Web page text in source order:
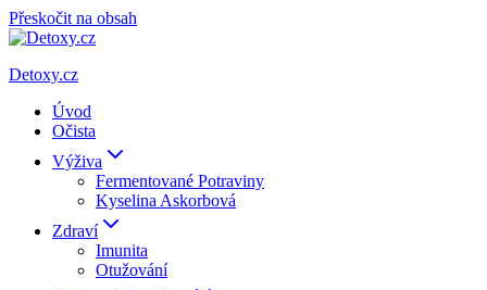
Přeskočit na obsah
Detoxy.cz
Úvod
Očista
Výživa
Fermentované Potraviny
Kyselina Askorbová
Zdraví
Imunita
Otužování